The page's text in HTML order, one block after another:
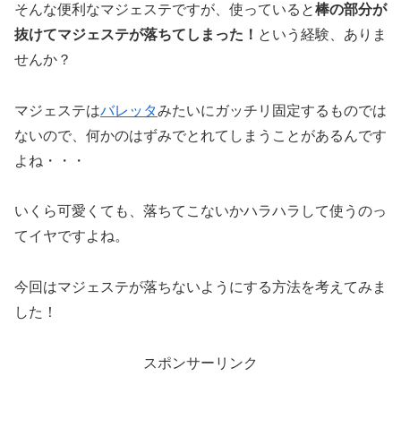
そんな便利なマジェステですが、使っていると棒の部分が
抜けてマジェステが落ちてしまった ！ という経験、ありま
せんか？
マジェステはバレッタみたいにガッチリ固定するものでは
ないので、何かのはずみでとれてしまうことがあるんです
よね・・・
いくら可愛くても、落ちてこないかハラハラして使うのっ
てイヤですよね。
今回はマジェステが落ちないようにする方法を考えてみま
した！
スポンサーリンク